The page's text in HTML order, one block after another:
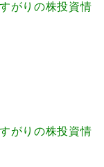
がりの株投資情
がりの株投資情